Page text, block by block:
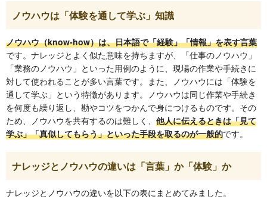
ノウハウは「体験を通して学ぶ」知識
ノウハウ（know-how）は、日本語で「経験」「情報」を表す言葉
です。ナレッジとよく似た意味を持ちますが、「仕事のノウハウ」
「業務のノウハウ」といった用例のように、現場の作業や手続きに
対して使われることが多い言葉です。また、ノウハウには「体験を
通して学ぶ」という特徴があります。ノウハウは同じ作業や手続き
を何度も繰り返し、勘やコツをつかんで身につけるものです。その
ため、ノウハウを共有するのは難しく、 他人に伝えるときは「見て
学ぶ」「真似してもらう」といった手段を取るのが一般的です。
ナレッジとノウハウの違いは「言葉」か「体験」か
ナレッジとノウハウの違いを以下の表にまとめてみました。